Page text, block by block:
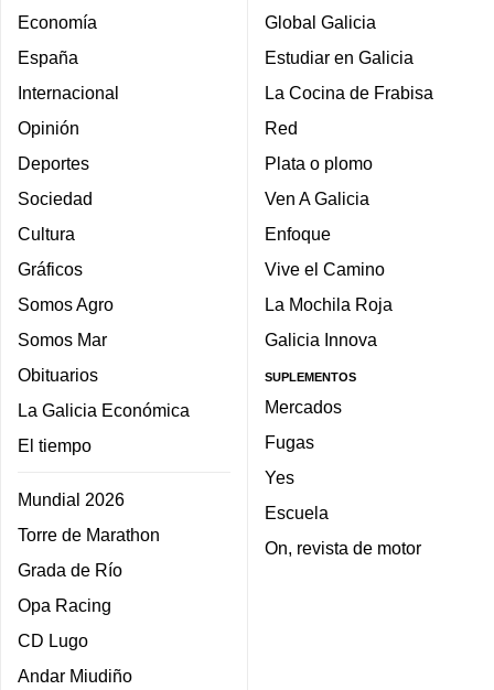
Economía
España
Internacional
Opinión
Deportes
Sociedad
Cultura
Gráficos
Somos Agro
Somos Mar
Obituarios
La Galicia Económica
El tiempo
Mundial 2026
Torre de Marathon
Grada de Río
Opa Racing
CD Lugo
Andar Miudiño
Global Galicia
Estudiar en Galicia
La Cocina de Frabisa
Red
Plata o plomo
Ven A Galicia
Enfoque
Vive el Camino
La Mochila Roja
Galicia Innova
SUPLEMENTOS
Mercados
Fugas
Yes
Escuela
On, revista de motor